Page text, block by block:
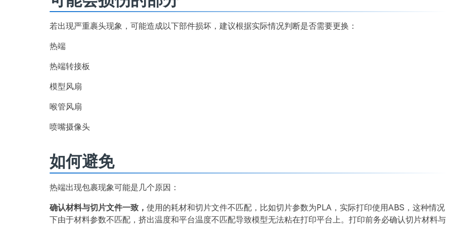
若出现严重裹头现象，可能造成以下部件损坏，建议根据实际情况判断是否需要更换：
热端
热端转接板
模型风扇
喉管风扇
喷嘴摄像头
如何避免
热端出现包裹现象可能是几个原因：
确认材料与切片文件一致， 使用的耗材和切片文件不匹配，比如切片参数为PLA，实际打印使用ABS，这种情况
下由于材料参数不匹配，挤出温度和平台温度不匹配导致模型无法粘在打印平台上。打印前务必确认切片材料与